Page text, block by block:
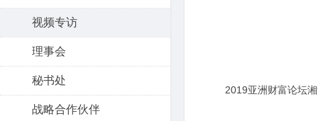
视频专访
理事会
秘书处
战略合作伙伴
2019亚洲财富论坛